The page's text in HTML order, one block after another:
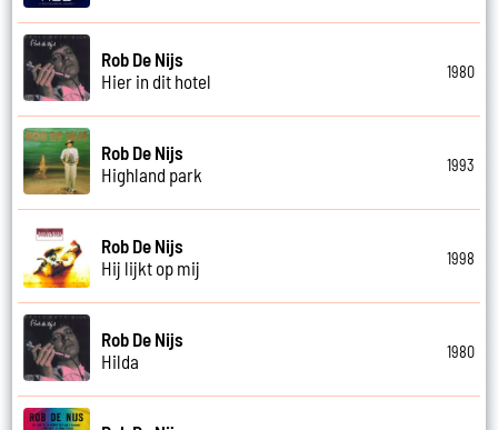
Rob De Nijs
Hier in dit hotel
1980
Rob De Nijs
Highland park
1993
Rob De Nijs
Hij lijkt op mij
1998
Rob De Nijs
Hilda
1980